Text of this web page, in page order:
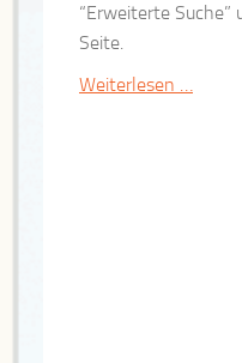
“Erweiterte Suche”
Seite.
Weiterlesen …